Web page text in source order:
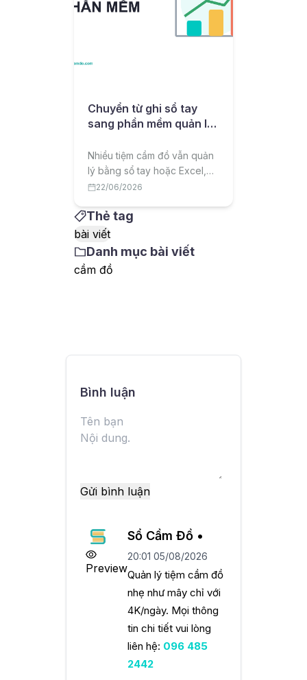
Chuyển từ ghi sổ tay
sang phần mềm quản lý
tiệm
Nhiều tiệm cầm đồ vẫn quản
lý bằng sổ tay hoặc Excel,
dễ sai sót và thất thoát. Bài
chuyển sang phần mềm quản
lý cầm đồ một cách hiệu quả,
ít rủi ro.
22/06/2026
Thẻ tag
bài viết
Danh mục bài viết
cầm đồ
Bình luận
Gửi bình luận
Preview
Sổ Cầm Đồ •
20:01 05/08/2026
Quản lý tiệm cầm đồ
nhẹ như mây chỉ với
4K/ngày. Mọi thông
tin chi tiết vui lòng
liên hệ: 096 485
2442